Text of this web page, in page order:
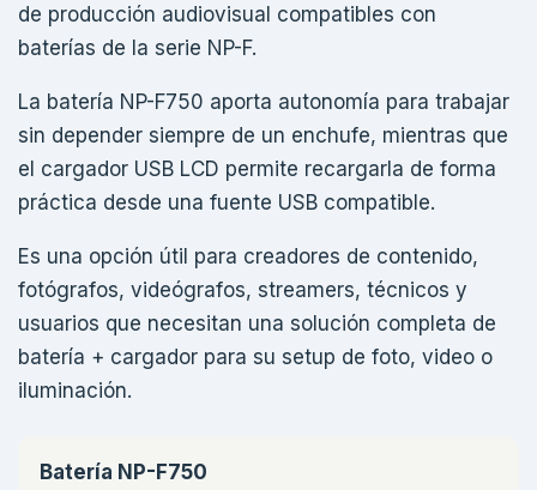
de producción audiovisual compatibles con
baterías de la serie NP-F.
La batería NP-F750 aporta autonomía para trabajar
sin depender siempre de un enchufe, mientras que
el cargador USB LCD permite recargarla de forma
práctica desde una fuente USB compatible.
Es una opción útil para creadores de contenido,
fotógrafos, videógrafos, streamers, técnicos y
usuarios que necesitan una solución completa de
batería + cargador para su setup de foto, video o
iluminación.
Batería NP-F750